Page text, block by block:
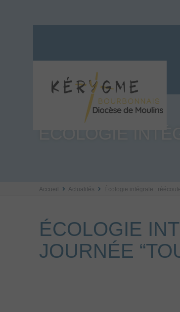
Accueil Actualités Écologie intégrale :
ÉCOLOGIE
JOURNÉE